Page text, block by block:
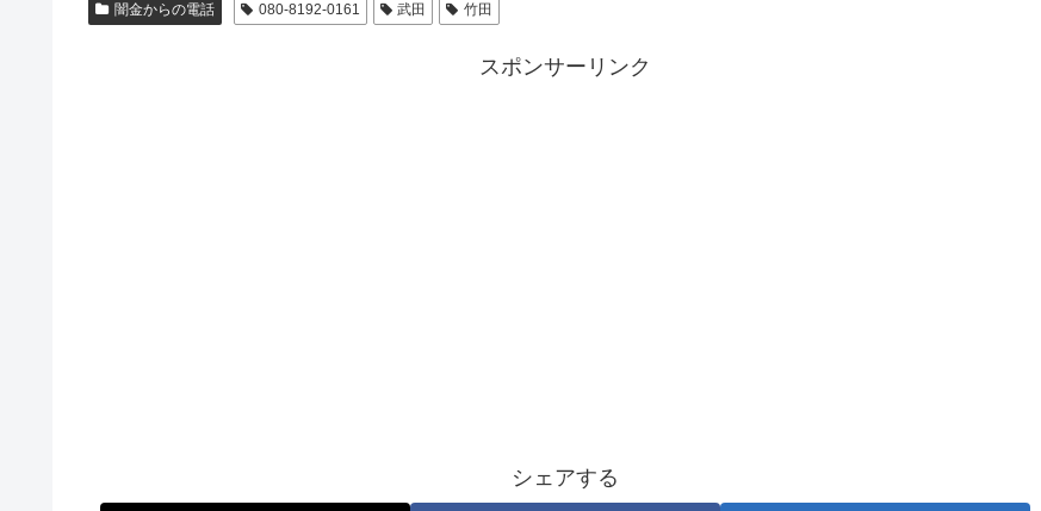
闇金からの電話 080-8192-0161 武田 竹田
スポンサーリンク
シェアする